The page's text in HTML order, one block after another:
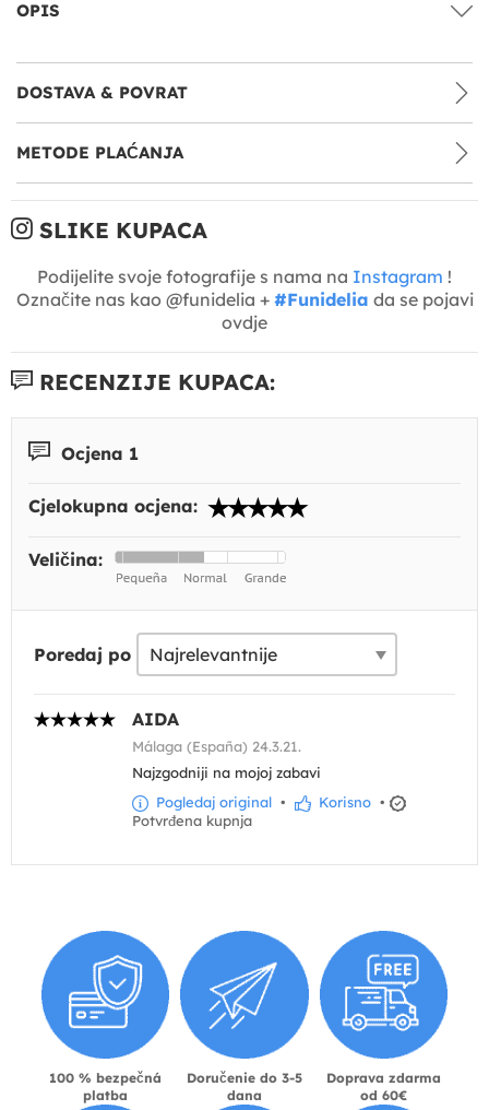
OPIS
DOSTAVA & POVRAT
METODE PLAĆANJA
SLIKE KUPACA
Podijelite svoje fotografije s nama na Instagram !
Označite nas kao @funidelia + #Funidelia da se pojavi
ovdje
RECENZIJE KUPACA:
Ocjena 1
Cjelokupna ocjena:
Veličina:
Poredaj po
AIDA
Málaga (España) 24.3.21.
Najzgodniji na mojoj zabavi
Pogledaj original • Korisno •
Potvrđena kupnja
100 % bezpečná
platba
Doručenie do 3-5
dana
Doprava zdarma
od 60€